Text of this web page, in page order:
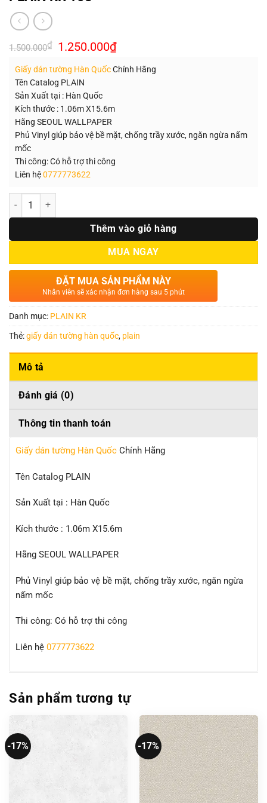
1.500.000₫ Giá
gốc
1.500.000₫.
1.250.000₫Giá
hiện
là:
Giấy dán tường Hàn QuốcChính Hãng
Tên Catalog PLAIN
Sản Xuất tại : Hàn Quốc
Kích thước : 1.06m X15.6m
Hãng SEOUL WALLPAPER
Phủ Vinyl giúp bảo vệ bề mặt, chống trầy xước, ngăn ngừa nấm
mốc
Thi công: Có hỗ trợ thi công
Liên hệ0777773622
Số lượng
Thêm vào giỏ hàng
MUA NGAY
ĐẶT MUA SẢN PHẨM NÀY
Nhân viên sẽ xác nhận đơn hàng sau 5 phút
Danh mục: PLAIN KR
Thẻ:giấy dán tường hàn quốc, plain
Mô tả
Đánh giá (0)
Thông tin thanh toán
Giấy dán tường Hàn Quốc Chính Hãng
Tên Catalog PLAIN
Sản Xuất tại : Hàn Quốc
Kích thước : 1.06m X15.6m
Hãng SEOUL WALLPAPER
Phủ Vinyl giúp bảo vệ bề mặt, chống trầy xước, ngăn ngừa
nấm mốc
Thi công: Có hỗ trợ thi công
Liên hệ 0777773622
Sản phẩm tương tự
-17% -17%